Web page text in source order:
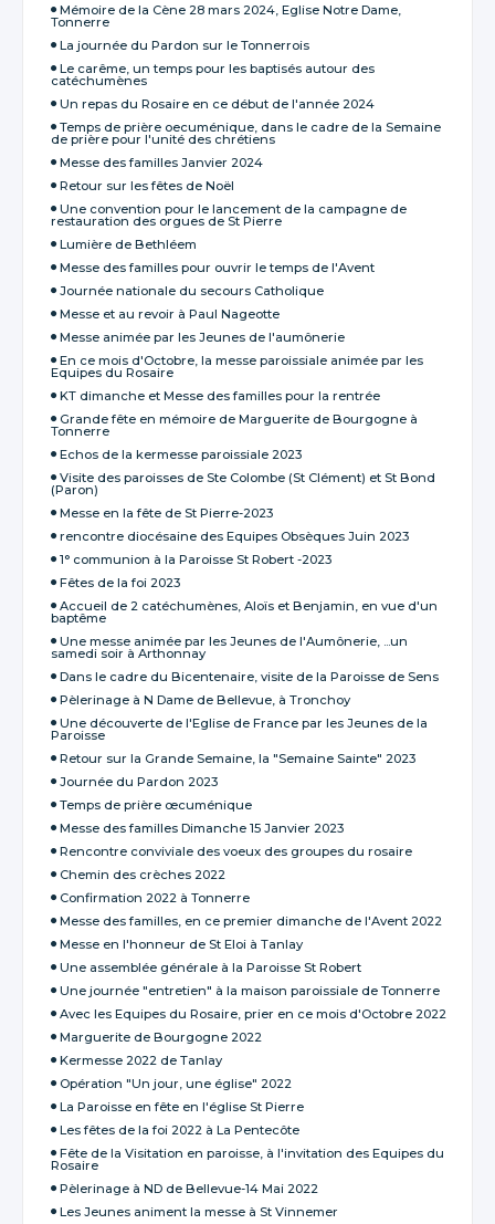
Mémoire de la Cène 28 mars 2024, Eglise Notre Dame,
Tonnerre
La journée du Pardon sur le Tonnerrois
Le carême, un temps pour les baptisés autour des
catéchumènes
Un repas du Rosaire en ce début de l'année 2024
Temps de prière oecuménique, dans le cadre de la Semaine
de prière pour l'unité des chrétiens
Messe des familles Janvier 2024
Retour sur les fêtes de Noël
Une convention pour le lancement de la campagne de
restauration des orgues de St Pierre
Lumière de Bethléem
Messe des familles pour ouvrir le temps de l'Avent
Journée nationale du secours Catholique
Messe et au revoir à Paul Nageotte
Messe animée par les Jeunes de l'aumônerie
En ce mois d'Octobre, la messe paroissiale animée par les
Equipes du Rosaire
KT dimanche et Messe des familles pour la rentrée
Grande fête en mémoire de Marguerite de Bourgogne à
Tonnerre
Echos de la kermesse paroissiale 2023
Visite des paroisses de Ste Colombe (St Clément) et St Bond
(Paron)
Messe en la fête de St Pierre-2023
rencontre diocésaine des Equipes Obsèques Juin 2023
1° communion à la Paroisse St Robert -2023
Fêtes de la foi 2023
Accueil de 2 catéchumènes, Aloïs et Benjamin, en vue d'un
baptême
Une messe animée par les Jeunes de l'Aumônerie, ...un
samedi soir à Arthonnay
Dans le cadre du Bicentenaire, visite de la Paroisse de Sens
Pèlerinage à N Dame de Bellevue, à Tronchoy
Une découverte de l'Eglise de France par les Jeunes de la
Paroisse
Retour sur la Grande Semaine, la "Semaine Sainte" 2023
Journée du Pardon 2023
Temps de prière œcuménique
Messe des familles Dimanche 15 Janvier 2023
Rencontre conviviale des voeux des groupes du rosaire
Chemin des crèches 2022
Confirmation 2022 à Tonnerre
Messe des familles, en ce premier dimanche de l'Avent 2022
Messe en l'honneur de St Eloi à Tanlay
Une assemblée générale à la Paroisse St Robert
Une journée "entretien" à la maison paroissiale de Tonnerre
Avec les Equipes du Rosaire, prier en ce mois d'Octobre 2022
Marguerite de Bourgogne 2022
Kermesse 2022 de Tanlay
Opération "Un jour, une église" 2022
La Paroisse en fête en l'église St Pierre
Les fêtes de la foi 2022 à La Pentecôte
Fête de la Visitation en paroisse, à l'invitation des Equipes du
Rosaire
Pèlerinage à ND de Bellevue-14 Mai 2022
Les Jeunes animent la messe à St Vinnemer